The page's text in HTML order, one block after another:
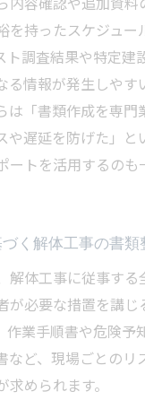
を持ったスケジュー
ト調査結果や特定建
る情報が発生しやす
は「書類作成を専門
や遅延を防げた」と
ートを活用するのも
く解体工事の書類
解体工事に従事する
が必要な措置を講じ
作業手順書や危険予
など、現場ごとのリ
められます。